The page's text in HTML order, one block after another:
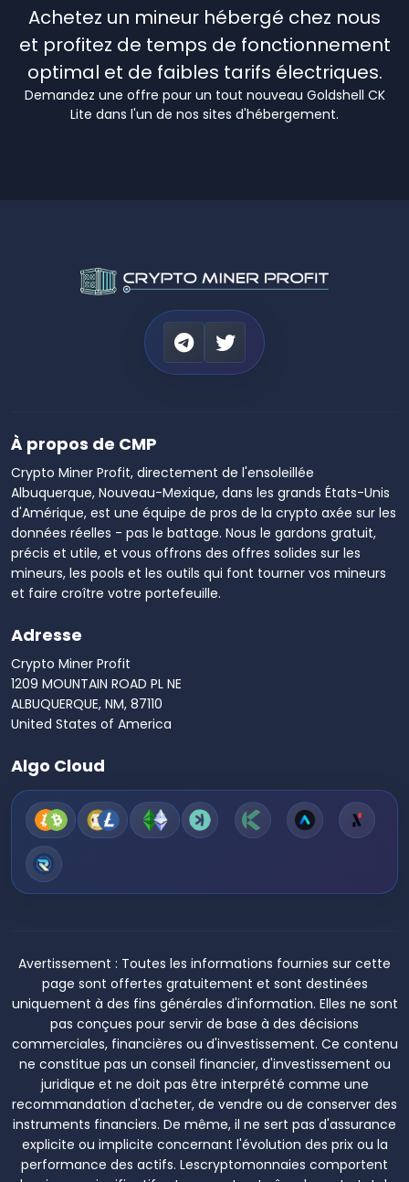
Achetez un mineur hébergé chez nous
et profitez de temps de fonctionnement
optimal et de faibles tarifs électriques.
Demandez une offre pour un tout nouveau Goldshell CK
Lite dans l'un de nos sites d'hébergement.
À propos de CMP
Crypto Miner Profit, directement de l'ensoleillée
Albuquerque, Nouveau-Mexique, dans les grands États-Unis
d'Amérique, est une équipe de pros de la crypto axée sur les
données réelles - pas le battage. Nous le gardons gratuit,
précis et utile, et vous offrons des offres solides sur les
mineurs, les pools et les outils qui font tourner vos mineurs
et faire croître votre portefeuille.
Adresse
Crypto Miner Profit
1209 MOUNTAIN ROAD PL NE
ALBUQUERQUE, NM, 87110
United States of America
Algo Cloud
Avertissement : Toutes les informations fournies sur cette
page sont offertes gratuitement et sont destinées
uniquement à des fins générales d'information. Elles ne sont
pas conçues pour servir de base à des décisions
commerciales, financières ou d'investissement. Ce contenu
ne constitue pas un conseil financier, d'investissement ou
juridique et ne doit pas être interprété comme une
recommandation d'acheter, de vendre ou de conserver des
instruments financiers. De même, il ne sert pas d'assurance
explicite ou implicite concernant l'évolution des prix ou la
performance des actifs. Lescryptomonnaies comportent